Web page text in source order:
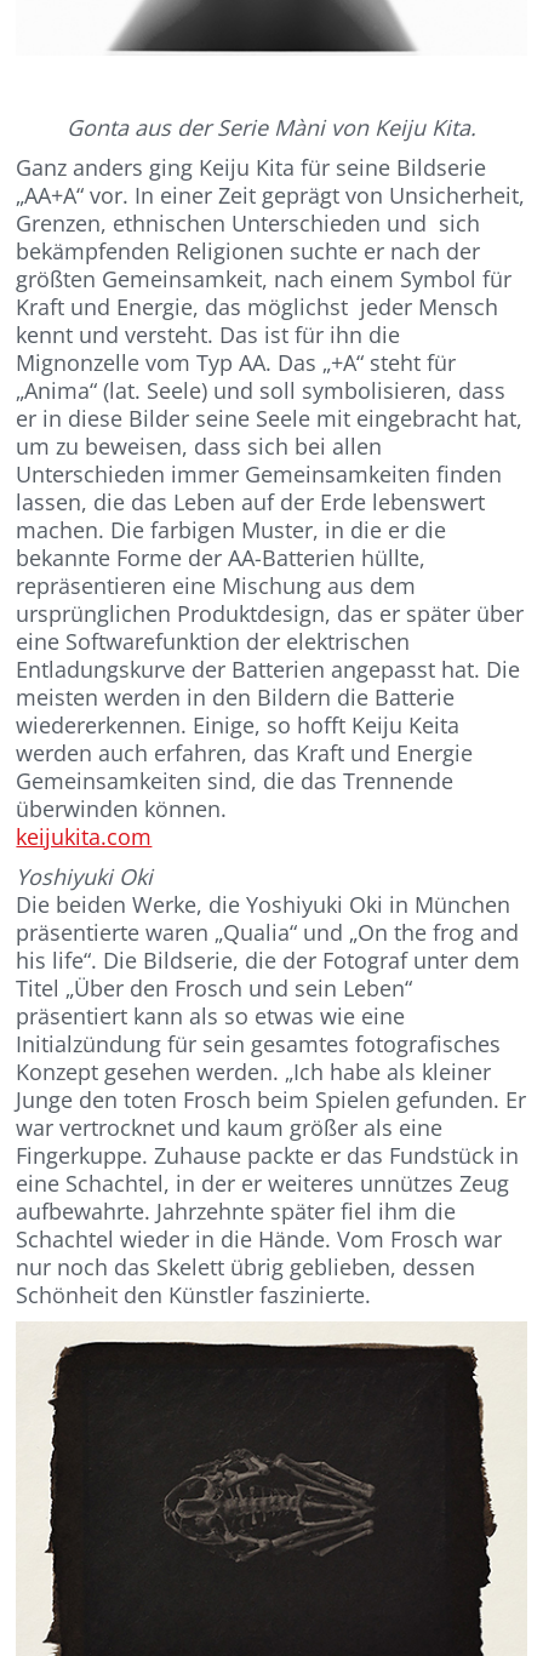
Gonta aus der Serie Màni von Keiju Kita.
Ganz anders ging Keiju Kita für seine Bildserie
„AA+A“ vor. In einer Zeit geprägt von Unsicherheit,
Grenzen, ethnischen Unterschieden und sich
bekämpfenden Religionen suchte er nach der
größten Gemeinsamkeit, nach einem Symbol für
Kraft und Energie, das möglichst jeder Mensch
kennt und versteht. Das ist für ihn die
Mignonzelle vom Typ AA. Das „+A“ steht für
„Anima“ (lat. Seele) und soll symbolisieren, dass
er in diese Bilder seine Seele mit eingebracht hat,
um zu beweisen, dass sich bei allen
Unterschieden immer Gemeinsamkeiten finden
lassen, die das Leben auf der Erde lebenswert
machen. Die farbigen Muster, in die er die
bekannte Forme der AA-Batterien hüllte,
repräsentieren eine Mischung aus dem
ursprünglichen Produktdesign, das er später über
eine Softwarefunktion der elektrischen
Entladungskurve der Batterien angepasst hat. Die
meisten werden in den Bildern die Batterie
wiedererkennen. Einige, so hofft Keiju Keita
werden auch erfahren, das Kraft und Energie
Gemeinsamkeiten sind, die das Trennende
überwinden können.
keijukita.com
Yoshiyuki Oki
Die beiden Werke, die Yoshiyuki Oki in München
präsentierte waren „Qualia“ und „On the frog and
his life“. Die Bildserie, die der Fotograf unter dem
Titel „Über den Frosch und sein Leben“
präsentiert kann als so etwas wie eine
Initialzündung für sein gesamtes fotografisches
Konzept gesehen werden. „Ich habe als kleiner
Junge den toten Frosch beim Spielen gefunden. Er
war vertrocknet und kaum größer als eine
Fingerkuppe. Zuhause packte er das Fundstück in
eine Schachtel, in der er weiteres unnützes Zeug
aufbewahrte. Jahrzehnte später fiel ihm die
Schachtel wieder in die Hände. Vom Frosch war
nur noch das Skelett übrig geblieben, dessen
Schönheit den Künstler faszinierte.